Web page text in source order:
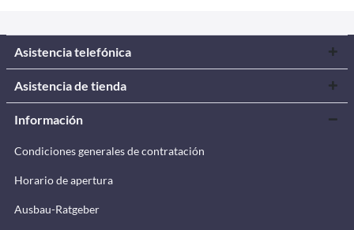
Asistencia telefónica
Asistencia de tienda
Información
Condiciones generales de contratación
Horario de apertura
Ausbau-Ratgeber